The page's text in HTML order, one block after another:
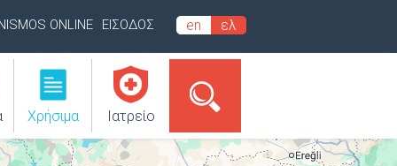
ΕΙΣΟΔΟΣ en ελ
ONLINE
Χρήσιμα Ιατρείο